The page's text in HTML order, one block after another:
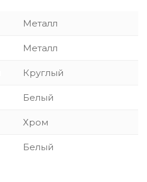
Металл
Металл
Круглый
Белый
Хром
Белый